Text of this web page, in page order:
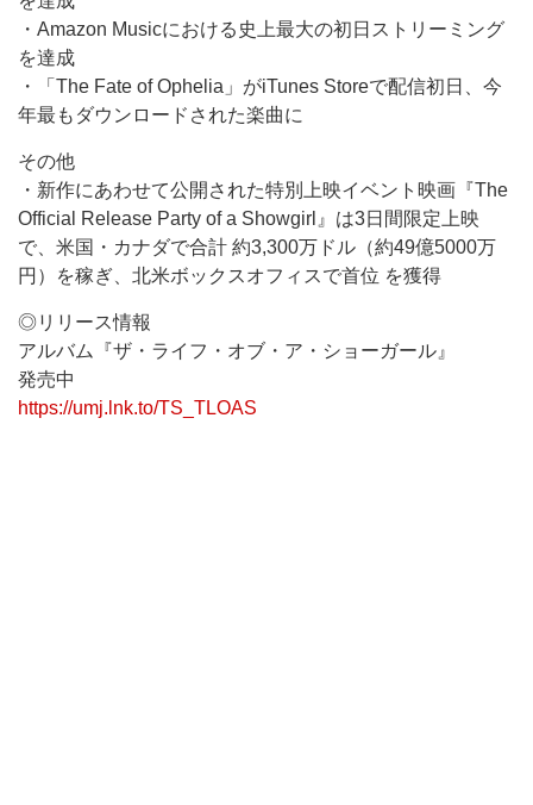
・Amazon Musicにおける史上最大の初日ストリーミング
を達成
・「The Fate of Ophelia」がiTunes Storeで配信初日、今
年最もダウンロードされた楽曲に
その他
・新作にあわせて公開された特別上映イベント映画『The
Official Release Party of a Showgirl』は3日間限定上映
で、米国・カナダで合計 約3,300万ドル（約49億5000万
円）を稼ぎ、北米ボックスオフィスで首位 を獲得
◎リリース情報
アルバム『ザ・ライフ・オブ・ア・ショーガール』
発売中
https://umj.lnk.to/TS_TLOAS